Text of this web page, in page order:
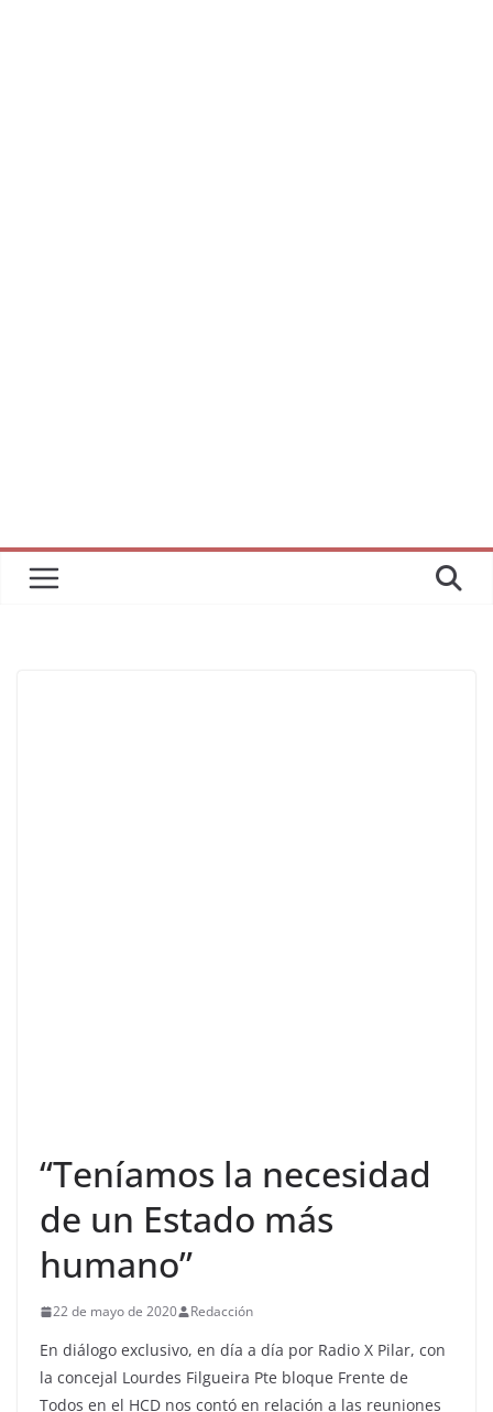
“Teníamos la necesidad
de un Estado más
humano”
22 de mayo de 2020 Redacción
En diálogo exclusivo, en día a día por Radio X Pilar, con
la concejal Lourdes Filgueira Pte bloque Frente de
Todos en el HCD nos contó en relación a las reuniones